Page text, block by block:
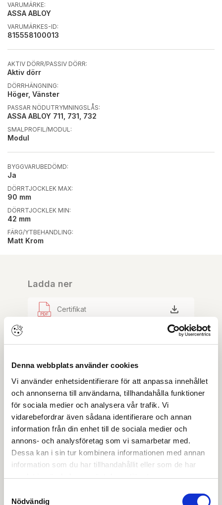
Denna webbplats använder cookies
Vi använder enhetsidentifierare för att anpassa innehållet
och annonserna till användarna, tillhandahålla funktioner
för sociala medier och analysera vår trafik. Vi
vidarebefordrar även sådana identifierare och annan
information från din enhet till de sociala medier och
annons- och analysföretag som vi samarbetar med.
Dessa kan i sin tur kombinera informationen med annan
information som du har tillhandahållit eller som de har
samlat in när du har använt deras tjänster.
Nödvändig
VARUMÄRKE:
ASSA ABLOY
VARUMÄRKES-ID:
815558100013
AKTIV DÖRR/PASSIV DÖRR:
Aktiv dörr
DÖRRHÄNGNING:
Höger, Vänster
PASSAR NÖDUTRYMNINGSLÅS:
ASSA ABLOY 711, 731, 732
SMALPROFIL/MODUL:
Modul
BYGGVARUBEDÖMD:
Ja
DÖRRTJOCKLEK MAX:
90 mm
DÖRRTJOCKLEK MIN:
42 mm
FÄRG/YTBEHANDLING:
Matt Krom
Ladda ner
Certifikat
EPD-deklaration
Miljödeklaration
Monteringsanvisning
Prestandadeklaration DoP